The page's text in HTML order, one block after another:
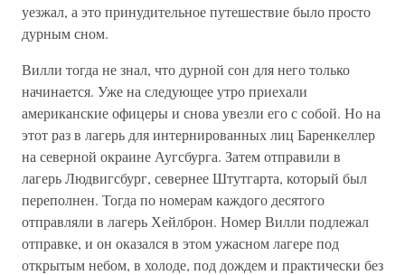
уезжал, а это принудительное путешествие было просто
дурным сном.
Вилли тогда не знал, что дурной сон для него только
начинается. Уже на следующее утро приехали
американские офицеры и снова увезли его с собой. Но на
этот раз в лагерь для интернированных лиц Баренкеллер
на северной окраине Аугсбурга. Затем отправили в
лагерь Людвигсбург, севернее Штутгарта, который был
переполнен. Тогда по номерам каждого десятого
отправляли в лагерь Хейлброн. Номер Вилли подлежал
отправке, и он оказался в этом ужасном лагере под
открытым небом, в холоде, под дождем и практически без